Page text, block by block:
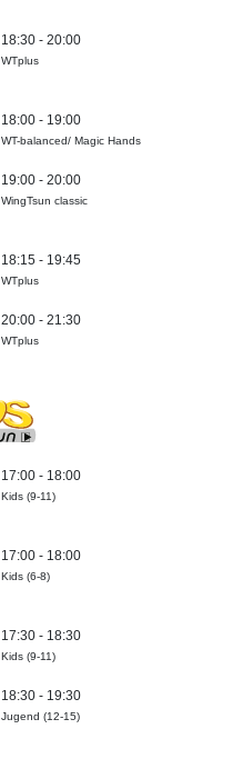
18:30 - 20:00
WTplus
18:00 - 19:00
WT-balanced/ Magic Hands
19:00 - 20:00
WingTsun classic
18:15 - 19:45
WTplus
20:00 - 21:30
WTplus
17:00 - 18:00
Kids (9-11)
17:00 - 18:00
Kids (6-8)
17:30 - 18:30
Kids (9-11)
18:30 - 19:30
Jugend (12-15)